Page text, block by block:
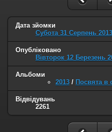
Дата зйомки
Субота 31 Серпень 2013
Опубліковано
Вівторок 12 Березень
Альбоми
2013 / Посвята в
Відвідувань
2261